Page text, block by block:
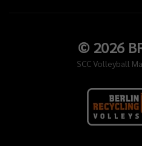
© 2026
SCC Volleyball